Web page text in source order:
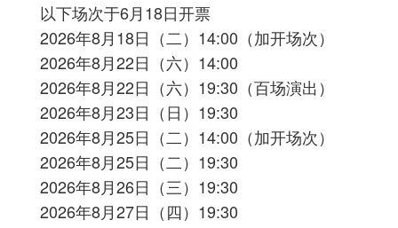
以下场次于6月18日开票
2026年8月18日（二）14:00（加开场次）
2026年8月22日（六）14:00
2026年8月22日（六）19:30（百场演出）
2026年8月23日（日）19:30
2026年8月25日（二）14:00（加开场次）
2026年8月25日（二）19:30
2026年8月26日（三）19:30
2026年8月27日（四）19:30